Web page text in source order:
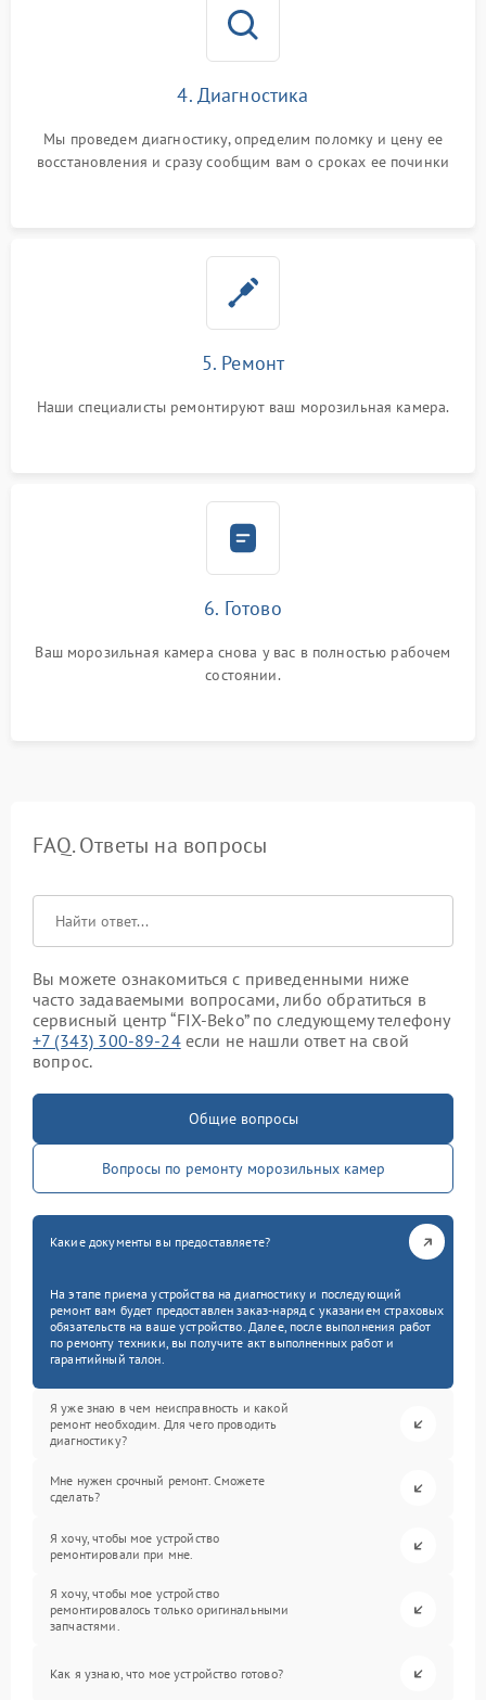
4. Диагностика
Мы проведем диагностику, определим поломку и цену ее
восстановления и сразу сообщим вам о сроках ее починки
5. Ремонт
Наши специалисты ремонтируют ваш морозильная камера.
6. Готово
Ваш морозильная камера снова у вас в полностью рабочем
состоянии.
FAQ. Ответы на вопросы
Вы можете ознакомиться с приведенными ниже
часто задаваемыми вопросами, либо обратиться в
сервисный центр “FIX-Beko” по следующему телефону
+7 (343) 300-89-24если не нашли ответ на свой
вопрос.
Общие вопросы
Вопросы по ремонту морозильных камер
Какие документы вы предоставляете?
На этапе приема устройства на диагностику и последующий
ремонт вам будет предоставлен заказ-наряд с указанием страховых
обязательств на ваше устройство. Далее, после выполнения работ
по ремонту техники, вы получите акт выполненных работ и
гарантийный талон.
Я уже знаю в чем неисправность и какой
ремонт необходим. Для чего проводить
диагностику?
Мне нужен срочный ремонт. Сможете
сделать?
Я хочу, чтобы мое устройство
ремонтировали при мне.
Я хочу, чтобы мое устройство
ремонтировалось только оригинальными
запчастями.
Как я узнаю, что мое устройство готово?